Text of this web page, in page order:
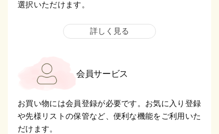
選択いただけます。
詳しく見る
会員サービス
お買い物には会員登録が必要です。お気に入り登録
や先様リストの保管など、便利な機能をご利用いた
だけます。